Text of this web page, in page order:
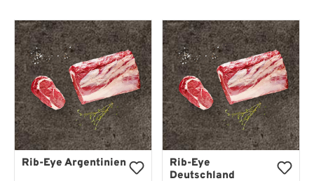
Rib-Eye Argentinien
Rib-Eye
Deutschland